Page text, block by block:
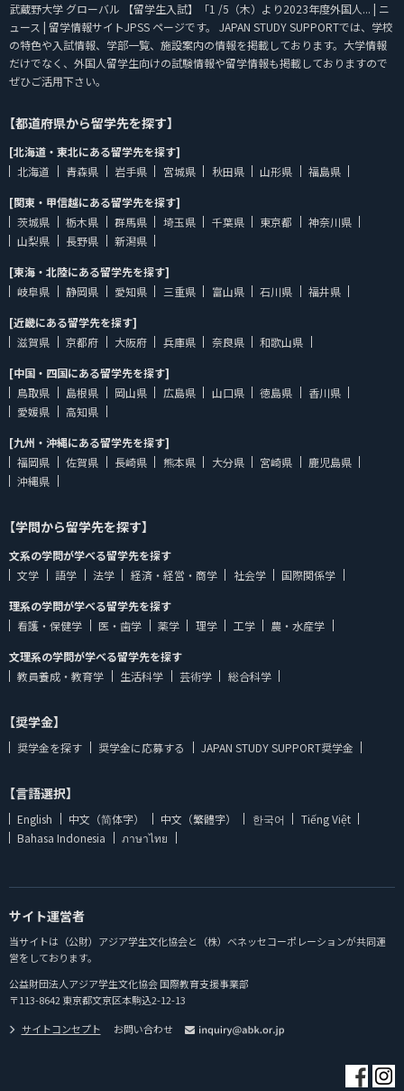
武蔵野大学 グローバル 【留学生入試】「1 /5（木）より2023年度外国人... | ニ
ュース | 留学情報サイトJPSS ページです。 JAPAN STUDY SUPPORTでは、学校
の特色や入試情報、学部一覧、施設案内の情報を掲載しております。大学情報
だけでなく、外国人留学生向けの試験情報や留学情報も掲載しておりますので
ぜひご活用下さい。
【都道府県から留学先を探す】
[北海道・東北にある留学先を探す]
北海道
青森県 岩手県 宮城県 秋田県 山形県
福島県
[関東・甲信越にある留学先を探す]
茨城県
栃木県 群馬県 埼玉県 千葉県 東京都
神奈川県
山梨県
長野県
新潟県
[東海・北陸にある留学先を探す]
岐阜県
静岡県 愛知県 三重県 富山県 石川県
福井県
[近畿にある留学先を探す]
滋賀県
京都府 大阪府 兵庫県 奈良県
和歌山県
[中国・四国にある留学先を探す]
鳥取県
島根県 岡山県 広島県 山口県 徳島県
香川県
愛媛県
高知県
[九州・沖縄にある留学先を探す]
福岡県
佐賀県 長崎県 熊本県 大分県 宮崎県
鹿児島県
沖縄県
【学問から留学先を探す】
文系の学問が学べる留学先を探す
文学
語学 法学 経済・経営・商学 社会学
国際関係学
理系の学問が学べる留学先を探す
看護・保健学
医・歯学 薬学 理学 工学
農・水産学
文理系の学問が学べる留学先を探す
教員養成・教育学
生活科学 芸術学 総合科学
【奨学金】
奨学金を探す 奨学金に応募する JAPAN STUDY SUPPORT奨学金
【言語選択】
English 中文（简体字） 中文（繁體字） 한국어
Tiếng Việt
Bahasa Indonesia
ภาษาไทย
サイト運営者
当サイトは（公財）アジア学生文化協会と（株）ベネッセコーポレーションが共同運
営をしております。
公益財団法人アジア学生文化協会 国際教育支援事業部
〒113-8642 東京都文京区本駒込2-12-13
サイトコンセプト
お問い合わせ